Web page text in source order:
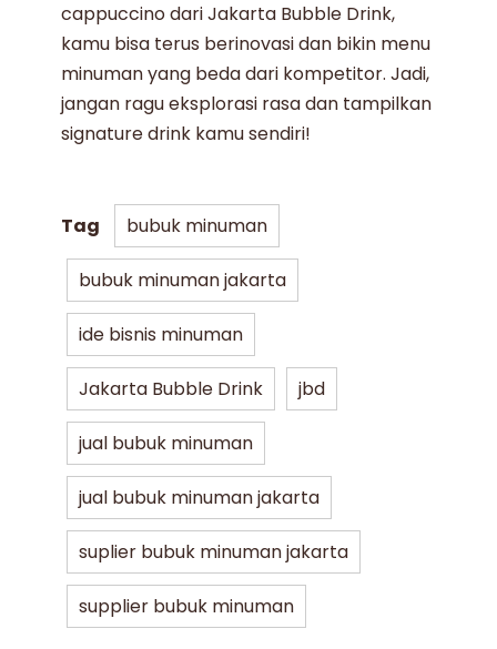
cappuccino dariJakarta Bubble Drink,
kamu bisa terus berinovasi dan bikin menu
minumanyang beda dari kompetitor. Jadi,
jangan ragueksplorasi rasa dan tampilkan
signature drink kamu sendiri!
Tag bubuk minuman
bubuk minuman jakarta
ide bisnis minuman
Jakarta Bubble Drink jbd
jual bubuk minuman
jual bubuk minuman jakarta
suplier bubuk minuman jakarta
supplier bubuk minuman